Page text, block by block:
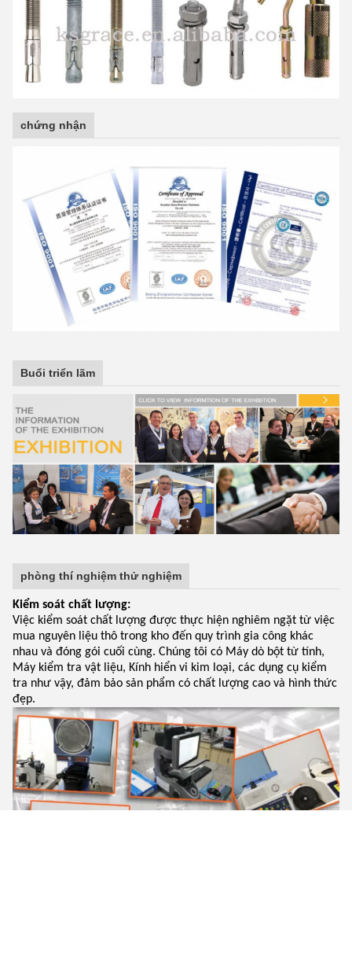
chứng nhận
Buổi triển lãm
phòng thí nghiệm thử nghiệm
Kiểm soát chất lượng:
Việc kiểm soát chất lượng được thực hiện nghiêm ngặt từ việc
mua nguyên liệu thô trong kho đến quy trình gia công khác
nhau và đóng gói cuối cùng. Chúng tôi có Máy dò bột từ tính,
Máy kiểm tra vật liệu, Kính hiển vi kim loại, các dụng cụ kiểm
tra như vậy, đảm bảo sản phẩm có chất lượng cao và hình thức
đẹp.